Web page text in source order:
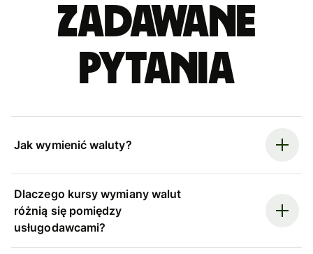
zadawane
pytania
Jak wymienić waluty?
Dlaczego kursy wymiany walut
różnią się pomiędzy
usługodawcami?